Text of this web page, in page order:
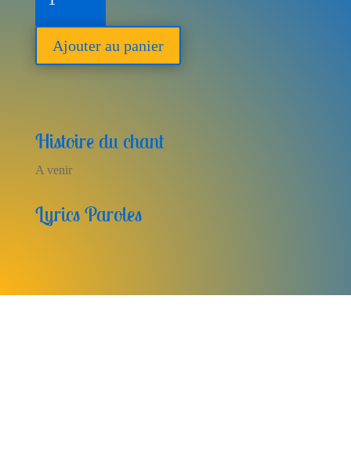
Besoin
Toi
Ajouter au panier
Histoire du chant
A venir
Lyrics Paroles